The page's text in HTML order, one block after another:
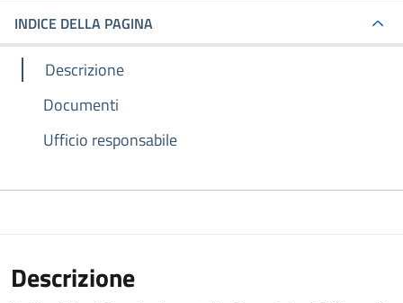
INDICE DELLA PAGINA
Descrizione
Documenti
Ufficio responsabile
Descrizione